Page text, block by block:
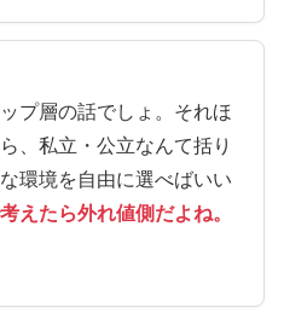
プ層の話でしょ。それほ
、私立・公立なんて括り
環境を自由に選べばいい
えたら外れ値側だよね。